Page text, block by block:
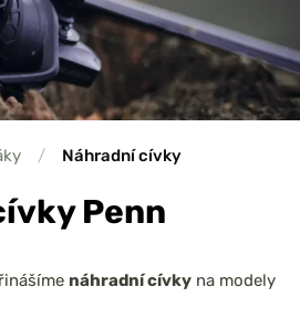
/ Náhradní cívky
Penn
náhradní cívky na modely
Cívky v naší nabídce jsou